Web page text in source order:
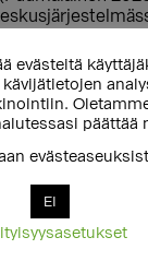
2019), ja
paperittomat
asemassa ja
turvalliseen
huomiota ja
asuminen ja
evästeitä
päättää
EI